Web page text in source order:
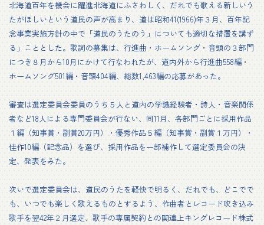
北海道百年を機会に躍進北海道にふさわしく、だれでも歌える新しいう
たがほしいという道民の声が高まり、道は昭和41(1966)年３月、百年記
念事業実施方針の中で「道民のうたのう」についても適切な措置を講ず
る」こととした。歌詞の募集は、行進曲・ホームソング・音頭の３部門
につき８月から10月にかけて行なわれたが、道内外から行進曲558編・
ホームソング501編・音頭404編、総数1,463編の応募があった。
審査は選定委員会委員のうち５人と道内の学識経験者・詩人・音楽関係
者など18人による専門委員会が行ない、同11月、各部門ごとに採用作品
１編（知事賞・副賞20万円）・優秀作品５編（知事賞・副賞１万円）・
佳作10編（記念品）を選び、採用作品を一部補作して選定委員会の決
定、発表をみた。
次いで選定委員会は、道民のうたを軽快で明るく、だれでも、どこでで
も、いつでも楽しく歌えるものとするよう、作曲者とレコード吹き込み
歌手を翌42年２月選定、歌手の専属契約との関連上キングレコード株式